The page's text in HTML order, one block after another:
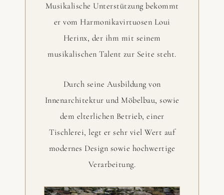
Musikalische Unterstützung bekommt
er vom Harmonikavirtuosen Loui
Herinx, der ihm mit seinem
musikalischen Talent zur Seite steht.
Durch seine Ausbildung von
Innenarchitektur und Möbelbau, sowie
dem elterlichen Betrieb, einer
Tischlerei, legt er sehr viel Wert auf
modernes Design sowie hochwertige
Verarbeitung.